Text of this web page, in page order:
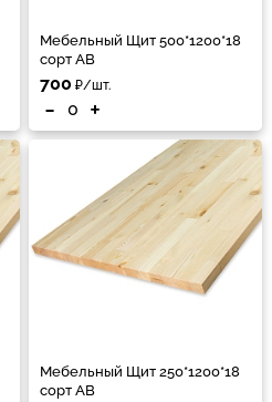
Мебельный Щит 500*1200*18
сорт АВ
700 ₽/шт.
- +
Мебельный Щит 250*1200*18
сорт АВ